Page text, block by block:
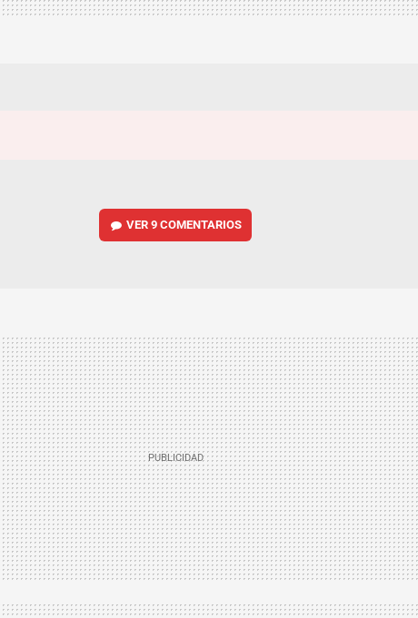
VER9 COMENTARIOS